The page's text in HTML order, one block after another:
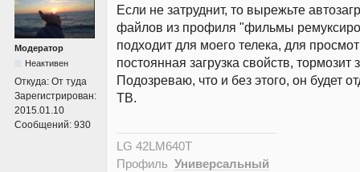
Модератор
Неактивен
Откуда: От туда
Зарегистрирован:
2015.01.10
Сообщений: 930
Если не затруднит, то вырежьте
файлов из профиля "фильмы
подходит для моего телека, для
постоянная загрузка свойств, тормозит
Подозреваю, что и без этого, он будет
ТВ.
LG 42LM640T
Профиль Универсальный